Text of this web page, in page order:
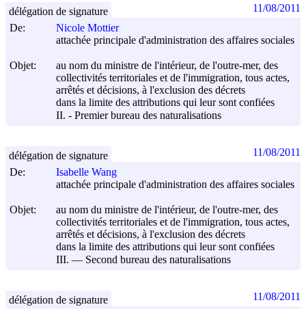
De:
Nicole Mottier
attachée principale d'administration des affaires sociales
Objet:
au nom du ministre de l'intérieur, de l'outre-mer, des
collectivités territoriales et de l'immigration, tous actes,
arrêtés et décisions, à l'exclusion des décrets
dans la limite des attributions qui leur sont confiées
II. - Premier bureau des naturalisations
délégation de signature 11/08/2011
De:
Isabelle Wang
attachée principale d'administration des affaires sociales
Objet:
au nom du ministre de l'intérieur, de l'outre-mer, des
collectivités territoriales et de l'immigration, tous actes,
arrêtés et décisions, à l'exclusion des décrets
dans la limite des attributions qui leur sont confiées
III. ― Second bureau des naturalisations
délégation de signature 11/08/2011
délégation de signature 11/08/2011